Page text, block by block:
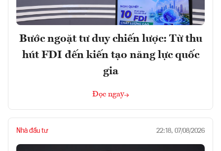
Bước ngoặt tư duy chiến lược: Từ thu
hút FDI đến kiến tạo năng lực quốc
gia
Đọc ngay
Nhà đầu tư 22:18, 07/08/2026